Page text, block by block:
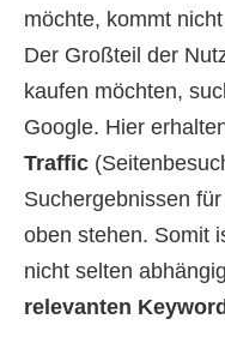
möchte, kommt
Der Großteil der
kaufen möchten,
Google. Hier
Traffic
Suchergebnissen
oben stehen. Somit
nicht selten
relevanten